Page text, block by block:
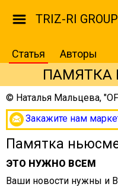
TRIZ-RI GROUP
Статья Авторы
ПАМЯТКА
© Наталья Мальцева,
Закажите нам
Памятка
ЭТО НУЖНО ВСЕМ
Ваши новости нужны и